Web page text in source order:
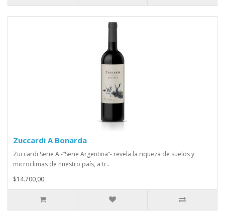
Zuccardi A Bonarda
Zuccardi Serie A -“Serie Argentina”- revela la riqueza de suelos y
microclimas de nuestro país, a tr..
$14.700,00